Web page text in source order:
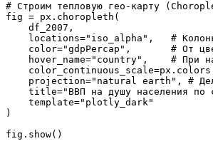
# Строим тепловую гео-карту
fig = px.choropleth(
    df_2007,
locations="iso_alpha",   #
color="gdpPercap",       # От
hover_name="country",    # При
projection="natural earth", #
title="ВВП на душу населения по
    template="plotly_dark"
)